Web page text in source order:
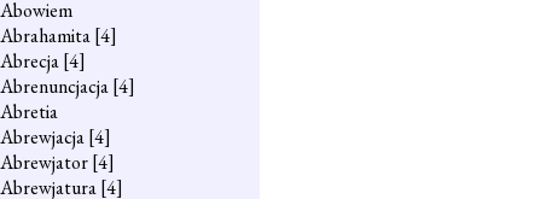
Abowiem
Abrahamita[4]
Abrecja[4]
Abrenuncjacja[4]
Abretia
Abrewjacja[4]
Abrewjator[4]
Abrewjatura[4]